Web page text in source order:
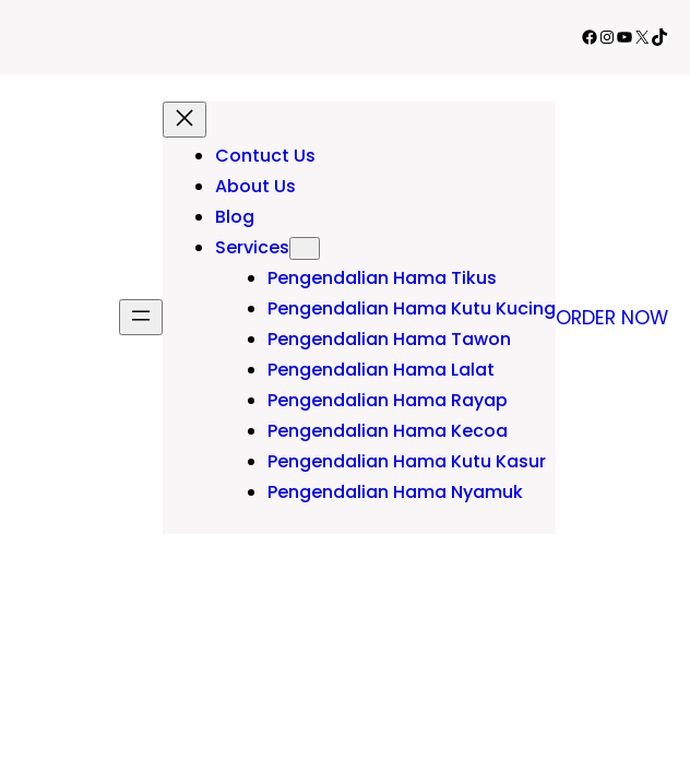
Facebook
Instagram
YouTube
X
Contuct Us
About Us
Blog
Services
Pengendalian Hama Tikus
Pengendalian Hama Kutu Kucing
Pengendalian Hama Tawon
Pengendalian Hama Lalat
Pengendalian Hama Rayap
Pengendalian Hama Kecoa
Pengendalian Hama Kutu Kasur
Pengendalian Hama Nyamuk
ORDER NOW